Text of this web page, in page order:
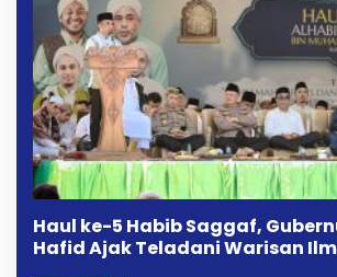
Haul ke-5 Habib Saggaf,
Hafid Ajak Teladani Warisan